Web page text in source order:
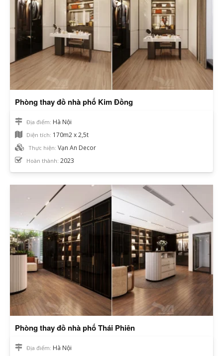
Phòng thay đồ nhà phố Kim Đồng
Địa điểm: Hà Nội
Diện tích: 170m2 x 2,5t
Thực hiện: Vạn An Decor
Hoàn thành: 2023
Phòng thay đồ nhà phố Thái Phiên
Địa điểm: Hà Nội